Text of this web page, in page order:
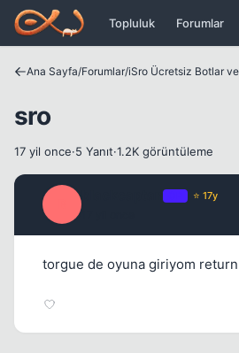
Icerige atla
Topluluk Forumlar
Ana Sayfa/Forumlar/
sro
17 yil once·5 Yanıt·1.2K görüntüleme
⭐ 17y
torgue de oyuna giriyom return